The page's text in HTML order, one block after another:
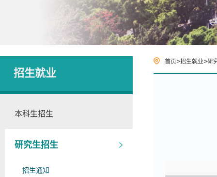
招生就业
本科生招生
研究生招生
招生通知
首页>招生就业>研